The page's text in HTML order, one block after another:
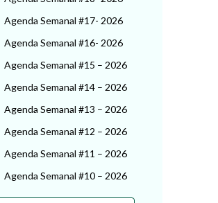
Agenda Semanal #17- 2026
Agenda Semanal #16- 2026
Agenda Semanal #15 – 2026
Agenda Semanal #14 – 2026
Agenda Semanal #13 – 2026
Agenda Semanal #12 – 2026
Agenda Semanal #11 – 2026
Agenda Semanal #10 – 2026